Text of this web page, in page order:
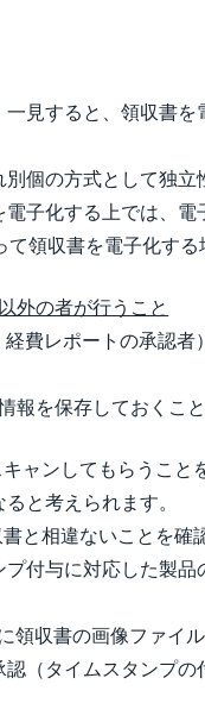
一見すると、領収書
個の方式として独
子化する上では、
領収書を電子化す
外の者が行うこと
経費レポートの承認
報を保存しておくこと
ャンしてもらうこ
と考えられます。
と相違ないことを確
付与に対応した製
領収書の画像ファイ
（タイムスタンプ